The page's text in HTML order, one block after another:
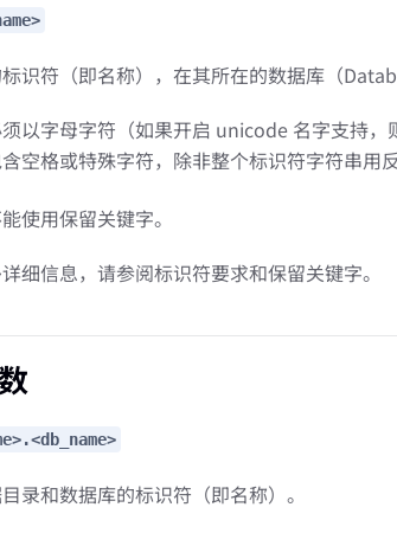
识符（即名称），在其所在的数据库（
以字母字符（如果开启 unicode 名字支持
空格或特殊字符，除非整个标识符字符串用
使用保留关键字。
细信息，请参阅标识符要求和保留关键字。
录和数据库的标识符（即名称）。